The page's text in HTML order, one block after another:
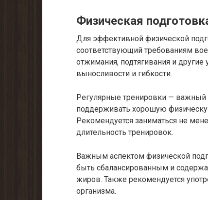
Физическая
Для эффективной физической
соответствующий требованиям
отжимания, подтягивания и
выносливости и гибкости.
Регулярные тренировки — важный
поддерживать хорошую
Рекомендуется заниматься не
длительность тренировок.
Важным аспектом физической
быть сбалансированным и
жиров. Также рекомендуется
организма.